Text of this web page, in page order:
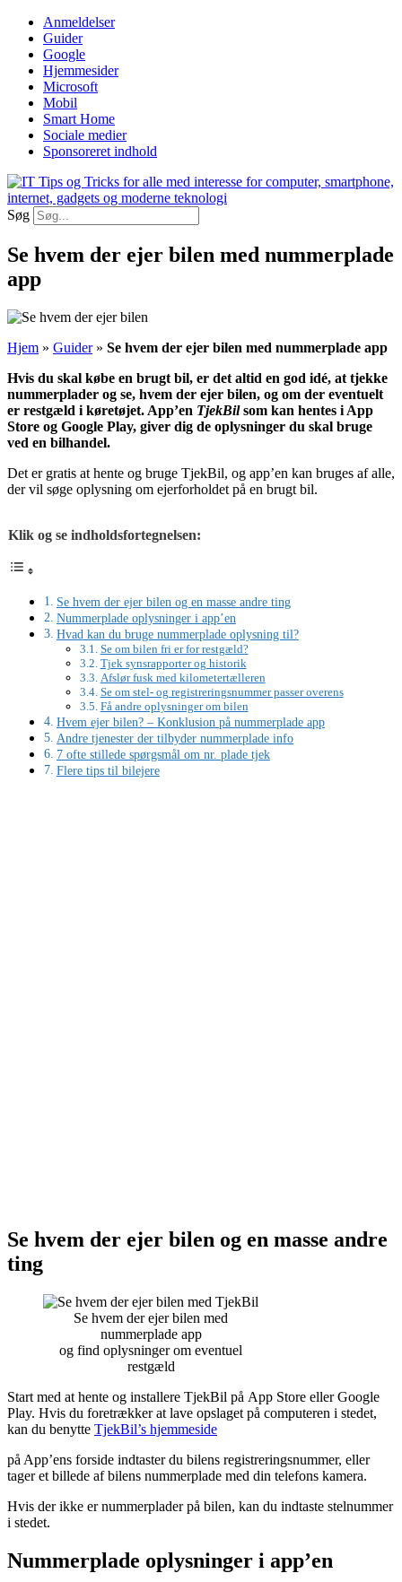
Videre
indhold
Anmeldelser
Guider
Google
Hjemmesider
Microsoft
Mobil
Smart Home
Sociale medier
Sponsoreret indhold
Søg
Se hvem der ejer bilen med nummerplade
app
Hjem » Guider» Se hvem der ejer bilen med nummerplade app
Hvis du skal købe en brugt bil, er det altid en god idé, at tjekke
nummerplader og se, hvem der ejer bilen, og om der eventuelt
er restgæld i køretøjet. App’en TjekBilsom kan hentes i App
Store og Google Play, giver dig de oplysninger du skal bruge
ved en bilhandel.
Det er gratis at hente og bruge TjekBil, og app’en kan bruges af alle,
der vil søge oplysning om ejerforholdet på en brugt bil.
Klik og se indholdsfortegnelsen:
Se hvem der ejer bilen og en masse andre ting
Nummerplade oplysninger i app’en
Hvad kan du bruge nummerplade oplysning til?
Se om bilen fri er for restgæld?
Tjek synsrapporter og historik
Afslør fusk med kilometertælleren
Se om stel- og registreringsnummer passer overens
Få andre oplysninger om bilen
Hvem ejer bilen? – Konklusion på nummerplade app
Andre tjenester der tilbyder nummerplade info
7 ofte stillede spørgsmål om nr. plade tjek
Flere tips til bilejere
Se hvem der ejer bilen og en masse andre
ting
Se hvem der ejer bilen med
nummerplade app
og find oplysninger om eventuel
restgæld
Start med at hente og installere TjekBil på App Store eller Google
Play. Hvis du foretrækker at lave opslaget på computeren i stedet,
kan du benytte TjekBil’s hjemmeside
på App’ens forside indtaster du bilens registreringsnummer, eller
tager et billede af bilens nummerplade med din telefons kamera.
Hvis der ikke er nummerplader på bilen, kan du indtaste stelnummer
i stedet.
Nummerplade oplysninger i app’en